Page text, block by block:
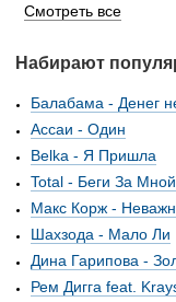
Смотреть все
Набирают
Балабама - Денег
Ассаи - Один
Belka - Я Пришла
Total - Беги За Мной
Макс Корж -
Шахзода - Мало Ли
Дина Гарипова -
Рем Дигга feat.